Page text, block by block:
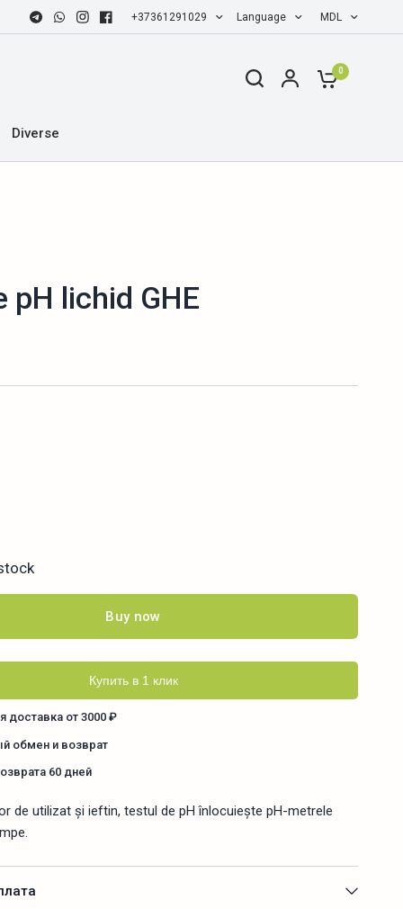
+37361291029 Language MDL
0
Diverse
pH lichid GHE
Buy now
Купить в 1 клик
доставка от 3000 ₽
обмен и возврат
60 дней
de utilizat și ieftin, testul de pH înlocuiește pH-metrele